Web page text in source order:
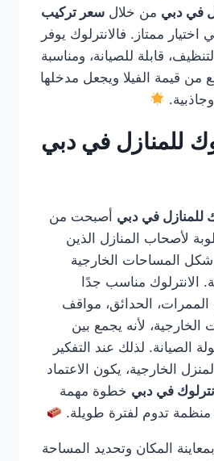
في دبي من خلال سعر تركيب
اختيار ممتاز. فالانترلوك يوفر
قابلة للصيانة، ومناسبة
من قيمة الفيلا ويجعل مدخلها
للمنازل في دبي
للمنازل في دبي أصبحت من
لأصحاب المنازل الذين
المساحات الخارجية
الانترلوك مناسب جدًا
الممرات، الحدائق، مواقف
الخارجية، لأنه يجمع بين
الصيانة. لذلك عند التفكير
الخارجية، يكون الاعتماد
في دبي خطوة مهمة
تدوم لفترة طويلة.
المكان وتحديد المساحة